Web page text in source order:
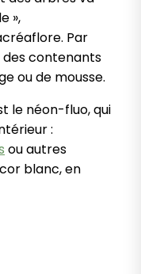
»,
Par
des contenants
ou de mousse.
le néon-fluo, qui
:
ou autres
blanc, en